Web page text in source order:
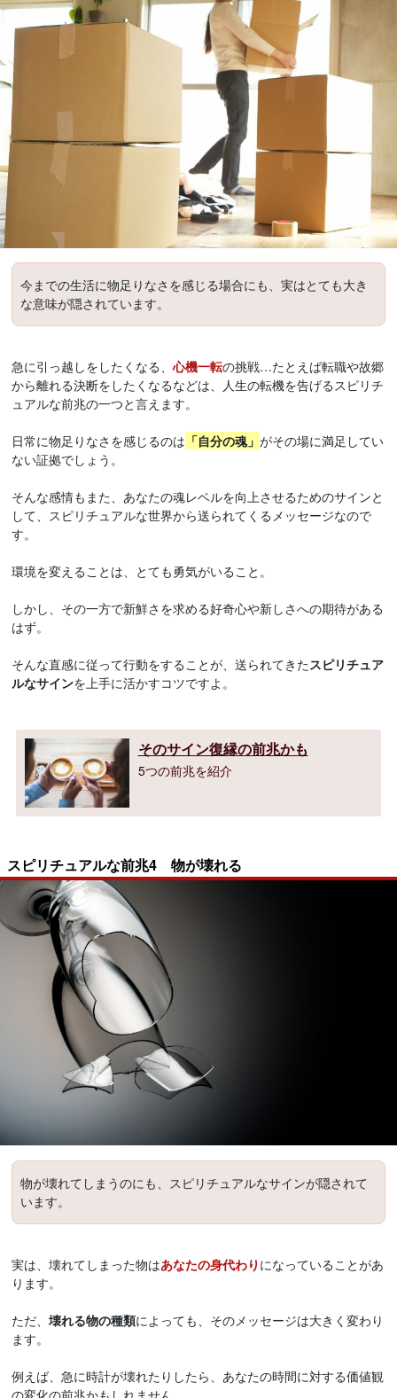
今までの生活に物足りなさを感じる場合にも、実はとても大き
な意味が隠されています。
急に引っ越しをしたくなる、心機一転の挑戦…たとえば転職や故郷
から離れる決断をしたくなるなどは、人生の転機を告げるスピリチ
ュアルな前兆の一つと言えます。
日常に物足りなさを感じるのは 「自分の魂」がその場に満足してい
ない証拠でしょう。
そんな感情もまた、あなたの魂レベルを向上させるためのサインと
して、スピリチュアルな世界から送られてくるメッセージなので
す。
環境を変えることは、とても勇気がいること。
しかし、その一方で新鮮さを求める好奇心や新しさへの期待がある
はず。
そんな直感に従って行動をすることが、送られてきたスピリチュア
ルなサインを上手に活かすコツですよ。
そのサイン復縁の前兆かも
5つの前兆を紹介
スピリチュアルな前兆4 物が壊れる
物が壊れてしまうのにも、スピリチュアルなサインが隠されて
います。
実は、壊れてしまった物はあなたの身代わり になっていることがあ
ります。
ただ、壊れる物の種類によっても、そのメッセージは大きく変わり
ます。
例えば、急に時計が壊れたりしたら、あなたの時間に対する価値観
の変化の前兆かもしれません。